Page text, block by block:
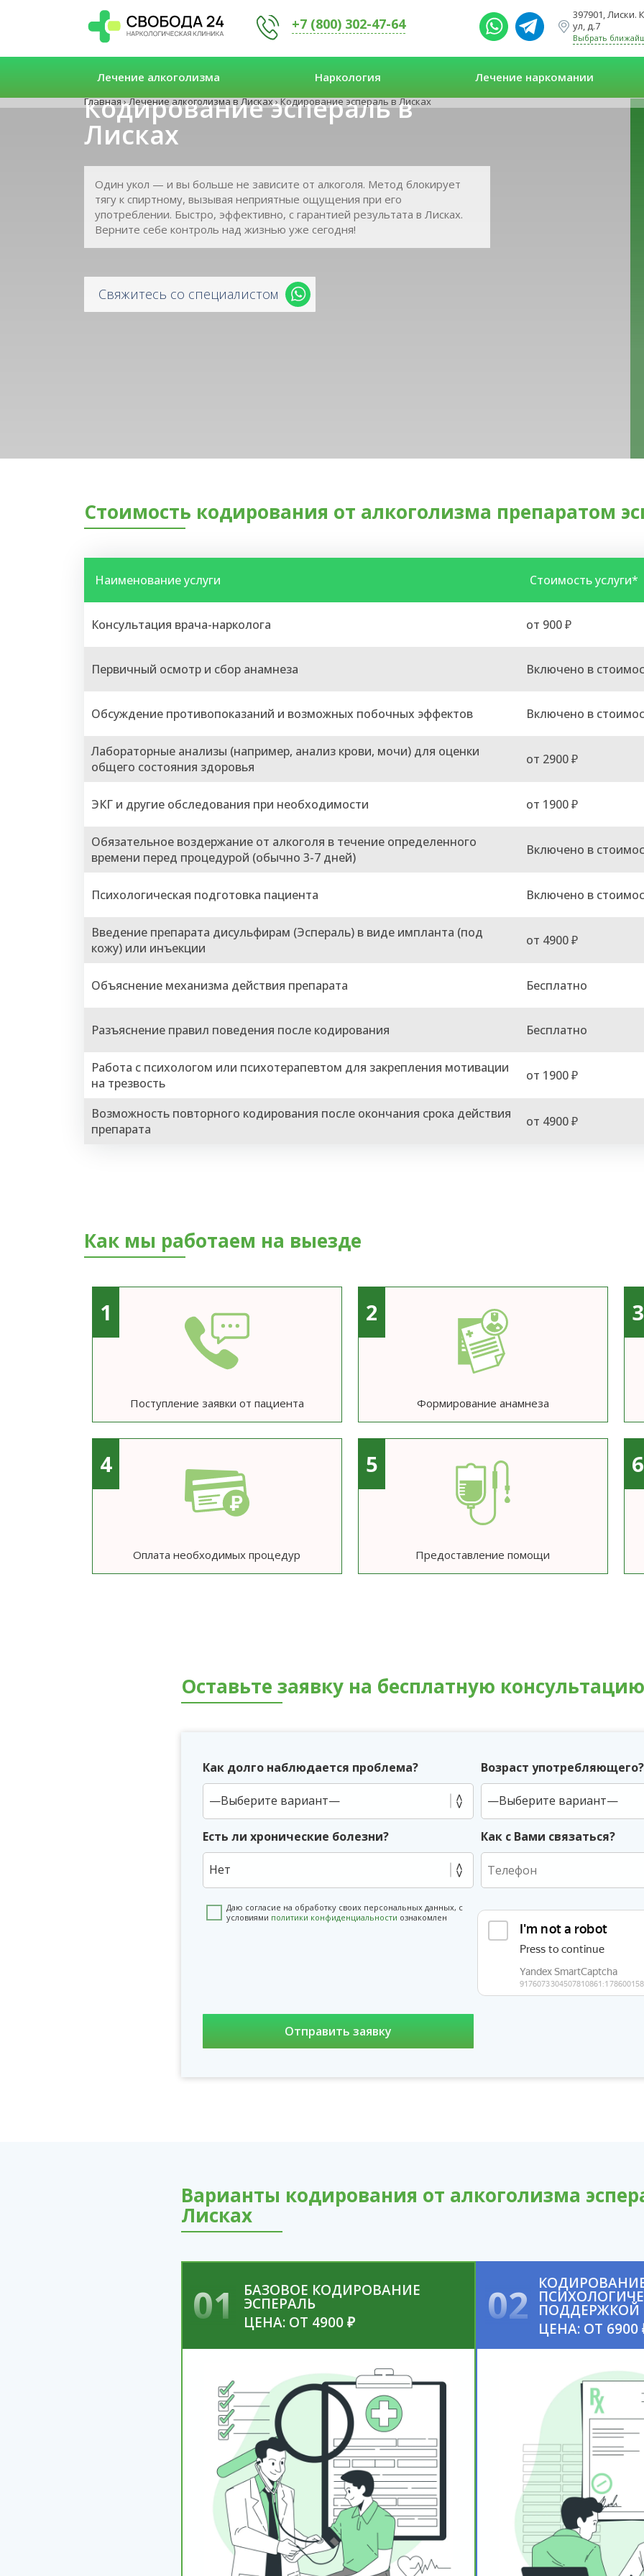
+7 (800) 302-47-64
397901, Лиски.
ул, д.7
Выбрать
Лечение алкоголизма Наркология Лечение наркомании
Главная›Лечение алкоголизма в Лисках›Кодирование эспераль в Лисках
Кодирование эспераль в
Лисках
Один укол — и вы больше не зависите от алкоголя. Метод блокирует
тягу к спиртному, вызывая неприятные ощущения при его
употреблении. Быстро, эффективно, с гарантией результата в Лисках.
Верните себе контроль над жизнью уже сегодня!
Свяжитесь со специалистом
Стоимость кодирования от алкоголизма препаратом
Наименование услуги Стоимость услуги*
Консультация врача-нарколога от 900 ₽
Первичный осмотр и сбор анамнеза Включено в
Обсуждение противопоказаний и возможных побочных эффектов Включено в
Лабораторные анализы (например, анализ крови, мочи) для оценки
общего состояния здоровья
от 2900 ₽
ЭКГ и другие обследования при необходимости от 1900 ₽
Обязательное воздержание от алкоголя в течение определенного
времени перед процедурой (обычно 3-7 дней)
Включено в
Психологическая подготовка пациента Включено в
Введение препарата дисульфирам (Эспераль) в виде импланта (под
кожу) или инъекции
от 4900 ₽
Объяснение механизма действия препарата Бесплатно
Разъяснение правил поведения после кодирования Бесплатно
Работа с психологом или психотерапевтом для закрепления мотивации
на трезвость
от 1900 ₽
Возможность повторного кодирования после окончания срока действия
препарата
от 4900 ₽
Как мы работаем на выезде
1
Поступление заявки от пациента
2
Формирование анамнеза
3
4
Оплата необходимых процедур
5
Предоставление помощи
6
Оставьте заявку на бесплатную консультацию
Как долго наблюдается проблема? Возраст употребляющего?
Есть ли хронические болезни?
Нет
Как с Вами связаться?
Даю согласие на обработку своих персональных данных, с
условиями политики конфиденциальности ознакомлен
Варианты кодирования от алкоголизма
Лисках
01 БАЗОВОЕ КОДИРОВАНИЕ
ЭСПЕРАЛЬ
ЦЕНА: ОТ 4900 ₽
02
ПОДДЕРЖКОЙ
ЦЕНА: ОТ 6900